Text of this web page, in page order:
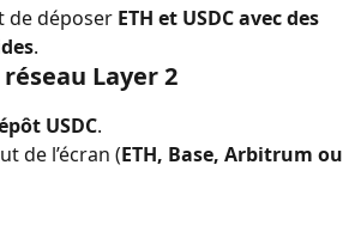
de déposer ETH et USDC avec des
.
Layer 2
USDC.
de l’écran (ETH, Base, Arbitrum ou